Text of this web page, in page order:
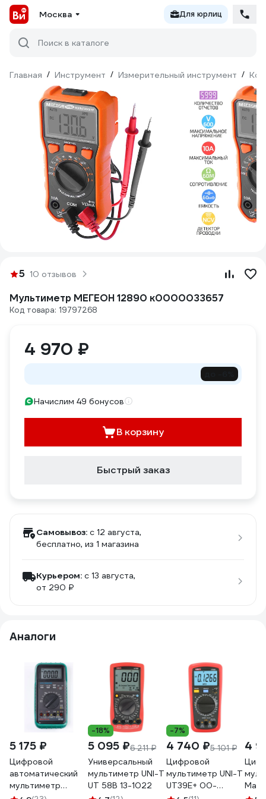
Москва Для юрлиц
Поиск в каталоге
Главная / Инструмент / Измерительный инструмент /
5 10 отзывов
Мультиметр МЕГЕОН 12890 к0000033657
Код товара: 19797268
4 970 ₽
Начислим 49 бонусов
В корзину
Быстрый заказ
Самовывоз: c 12 августа,
бесплатно, из 1 магазина
Курьером: c 13 августа,
от 290 ₽
Аналоги
5 175 ₽
Цифровой
автоматический
мультиметр
-18%
5 095 ₽6 211 ₽
Универсальный
мультиметр UNI-T
UT 58B 13-1022
-7%
4 740 ₽5 101 ₽
Цифровой
мультиметр UNI-T
UT39E+ 00-
4